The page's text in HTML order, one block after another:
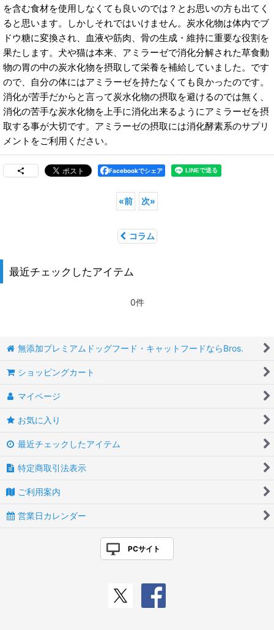
を含む食材を使用しなくても良いのでは？とお思いの方も出てく
ると思います。しかしそれではいけません。炭水化物は体内でブ
ドウ糖に変換され、血液や筋肉、骨の生成・維持に重要な役割を
果たします。犬や猫は本来、アミラーゼで消化分解された草食動
物の胃の中の炭水化物を摂取して栄養を補給していました。です
ので、自分の体にはアミラーゼを持たなくても良かったのです。
消化が苦手だからと言って炭水化物の摂取を避けるのでは無く、
消化の苦手な炭水化物を上手に消化出来るようにアミラーゼを摂
取する事が大切です。アミラーゼの摂取には消化酵素系のサプリ
メントをご利用ください。
Facebookでシェア
«前 次»
コラム
最近チェックしたアイテム
0件
無添加プレミアムドッグフード・キャットフードならBros.
ショッピングカート
マイページ
お気に入り
最近チェックしたアイテム
特定商取引法表示
ご利用案内
営業日カレンダー
PCサイト